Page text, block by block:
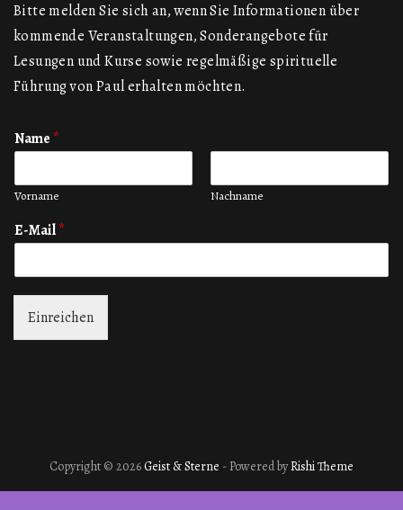
Bitte melden Sie sich an, wenn Sie Informationen über
kommende Veranstaltungen, Sonderangebote für
Lesungen und Kurse sowie regelmäßige spirituelle
Führung von Paul erhalten möchten.
Name *
Vorname Nachname
E-Mail*
Einreichen
Copyright © 2026Geist & Sterne - Powered byRishi Theme